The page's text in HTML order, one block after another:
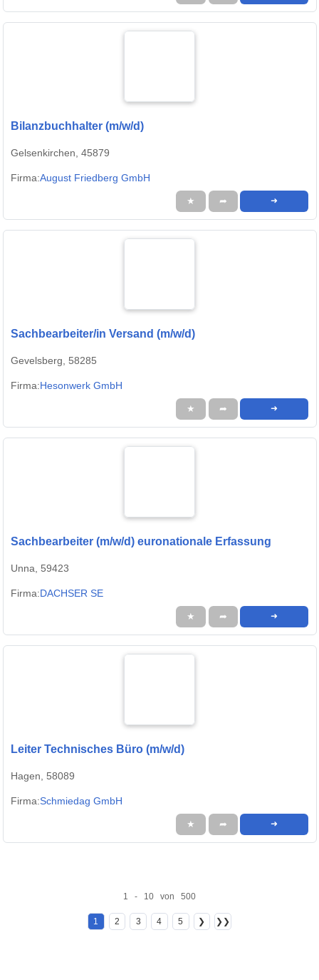
Bilanzbuchhalter (m/w/d)
Gelsenkirchen, 45879
Firma:August Friedberg GmbH
★ ➦ ➜
Sachbearbeiter/in Versand (m/w/d)
Gevelsberg, 58285
Firma:Hesonwerk GmbH
★ ➦ ➜
Sachbearbeiter (m/w/d) euronationale Erfassung
Unna, 59423
Firma:DACHSER SE
★ ➦ ➜
Leiter Technisches Büro (m/w/d)
Hagen, 58089
Firma:Schmiedag GmbH
★ ➦ ➜
1 - 10 von 500
1 2 3 4 5 ❯ ❯❯